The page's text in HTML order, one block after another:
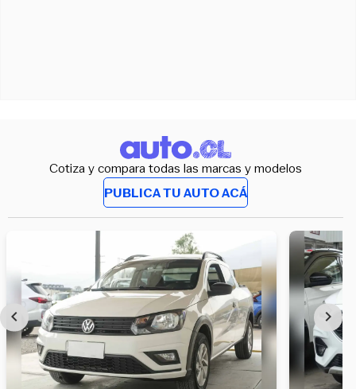
Cotiza y compara todas las marcas y modelos
PUBLICA TU AUTO ACÁ